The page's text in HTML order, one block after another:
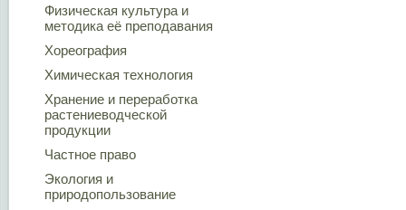
Физическая культура и
методика её преподавания
Хореография
Химическая технология
Хранение и переработка
растениеводческой
продукции
Частное право
Экология и
природопользование